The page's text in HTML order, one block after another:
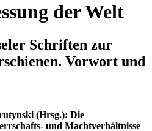
der Welt
Schriften zur
Vorwort und
(Hrsg.): Die
und Machtverhältnisse